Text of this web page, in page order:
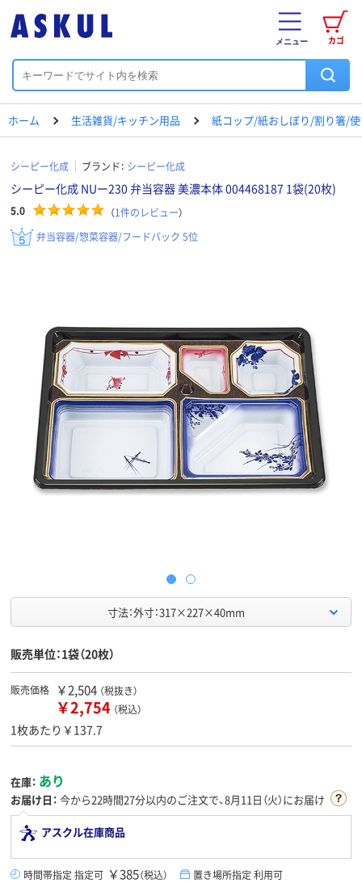
カゴ
メニュー
ホーム 生活雑貨/キッチン用品 紙コップ/紙おしぼり/割り箸/
シーピー化成 ブランド： シーピー化成
シーピー化成 NUー230 弁当容器 美濃本体 004468187 1袋(20枚)
5.0 （1件のレビュー）
弁当容器/惣菜容器/フードパック 5位
寸法：外寸：317×227×40mm
販売単位：1袋（20枚）
販売価格 ￥2,504 （税抜き）
￥2,754 （税込）
1枚あたり￥137.7
在庫： あり
お届け日： 今から22時間27分以内のご注文で、8月11日（火）にお届け
アスクル在庫商品
時間帯指定 指定可 ￥385（税込） 置き場所指定 利用可